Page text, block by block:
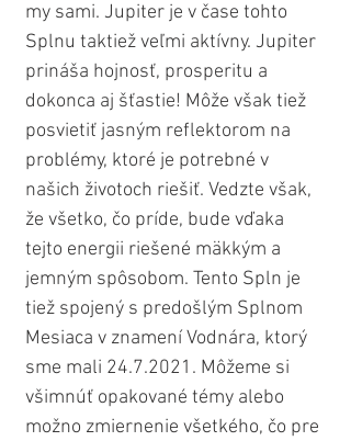
my sami. Jupiter je v čase tohto
Splnu taktiež veľmi aktívny. Jupiter
prináša hojnosť, prosperitu a
dokonca aj šťastie! Môže však tiež
posvietiť jasným reflektorom na
problémy, ktoré je potrebné v
našich životoch riešiť. Vedzte však,
že všetko, čo príde, bude vďaka
tejto energii riešené mäkkým a
jemným spôsobom. Tento Spln je
tiež spojený s predošlým Splnom
Mesiaca v znamení Vodnára, ktorý
sme mali 24.7.2021. Môžeme si
všimnúť opakované témy alebo
možno zmiernenie všetkého, čo pre